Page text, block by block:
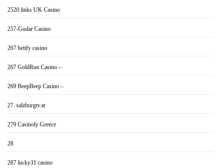
2520 links UK Casino
257-Gudar Casino
267 betify casino
267 GoldRun Casino –
269 BeepBeep Casino –
27. salzburgtv.at
279 Casinoly Greece
28
287 lucky31 casino